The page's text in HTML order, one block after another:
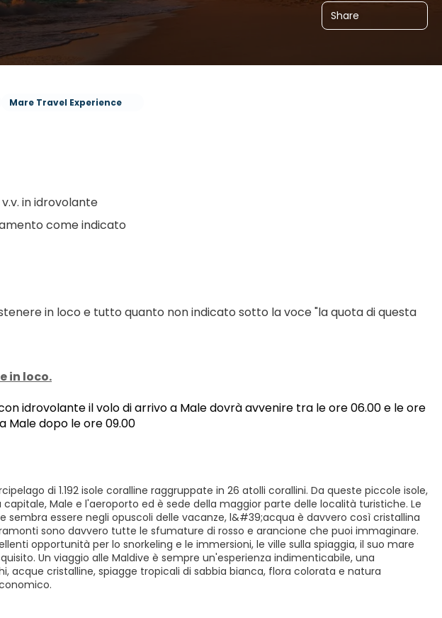
Share
Mare Travel Experience
in idrovolante
come indicato
in loco e tutto quanto non indicato sotto la voce "la quota di questa
in loco.
idrovolante il volo di arrivo a Male dovrà avvenire tra le ore 06.00 e le ore
Male dopo le ore 09.00
di 1.192 isole coralline raggruppate in 26 atolli corallini. Da queste piccole isole,
Male e l'aeroporto ed è sede della maggior parte delle località turistiche. Le
sembra essere negli opuscoli delle vacanze, l&#39;acqua è davvero così cristallina
sono davvero tutte le sfumature di rosso e arancione che puoi immaginare.
opportunità per lo snorkeling e le immersioni, le ville sulla spiaggia, il suo mare
Un viaggio alle Maldive è sempre un'esperienza indimenticabile, una
acque cristalline, spiagge tropicali di sabbia bianca, flora colorata e natura